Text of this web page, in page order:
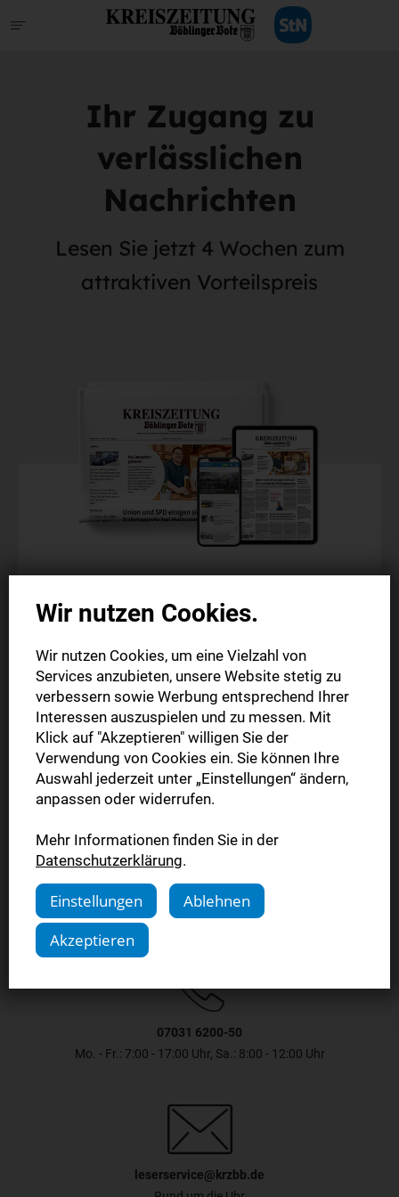
Ihr Zugang zu
verlässlichen
Nachrichten
Lesen Sie jetzt 4 Wochen zum
attraktiven Vorteilspreis
Probeabo
Die gedruckte Ausgabe im Briefkasten (Mo.-Sa.)
Die digitale Ausgabe als E-Paper (Mo.-So.)
Alle Artikel im Web und in der StN-App
4 Wochen
19,99 €
Jetzt sichern
07031 6200-50
Mo. - Fr.: 7:00 - 17:00 Uhr, Sa.: 8:00 - 12:00 Uhr
leserservice@krzbb.de
Wir nutzen Cookies.
Wir nutzen Cookies, um eine Vielzahl von
Services anzubieten, unsere Website stetig zu
verbessern sowie Werbung entsprechend Ihrer
Interessen auszuspielen und zu messen. Mit
Klick auf "Akzeptieren" willigen Sie der
Verwendung von Cookies ein. Sie können Ihre
Auswahl jederzeit unter „Einstellungen“ ändern,
anpassen oder widerrufen.
Mehr Informationen finden Sie in der
Datenschutzerklärung.
Einstellungen
Ablehnen
Akzeptieren